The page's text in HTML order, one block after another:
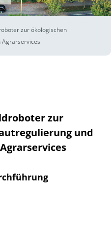
zur ökologischen
zur
und